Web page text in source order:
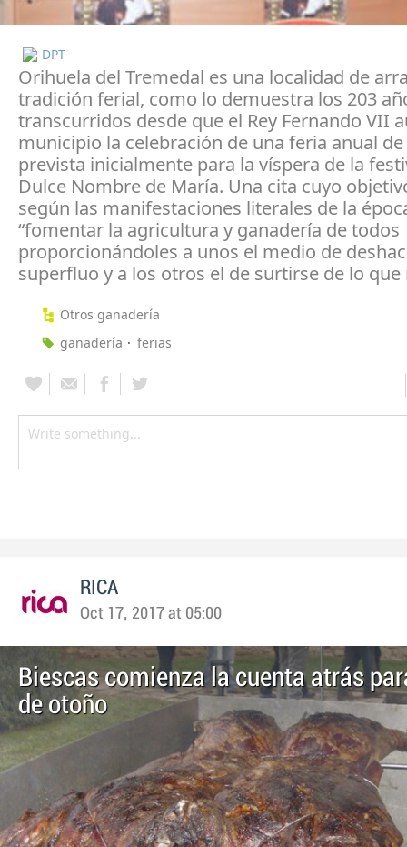
DPT
Orihuela del Tremedal es una localidad de
tradición ferial, como lo demuestra los 203
transcurridos desde que el Rey Fernando VII
municipio la celebración de una feria anual
prevista inicialmente para la víspera de la
Dulce Nombre de María. Una cita cuyo
según las manifestaciones literales de la
“fomentar la agricultura y ganadería de todos
proporcionándoles a unos el medio de
superfluo y a los otros el de surtirse de lo que
Otros ganadería
ganadería
ferias
RICA
Oct 17, 2017 at 05:00
Biescas comienza la cuenta atrás
de otoño